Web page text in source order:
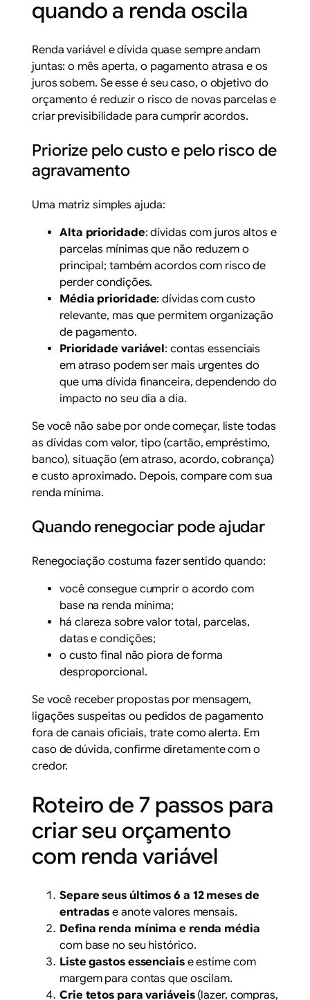
quando a renda oscila
Renda variável e dívida quase sempre andam
juntas: o mês aperta, o pagamento atrasa e os
juros sobem. Se esse é seu caso, o objetivo do
orçamento é reduzir o risco de novas parcelas e
criar previsibilidade para cumprir acordos.
Priorize pelo custo e pelo risco de
agravamento
Uma matriz simples ajuda:
Alta prioridade: dívidas com juros altos e
parcelas mínimas que não reduzem o
principal; também acordos com risco de
perder condições.
Média prioridade: dívidas com custo
relevante, mas que permitem organização
de pagamento.
Prioridade variável: contas essenciais
em atraso podem ser mais urgentes do
que uma dívida financeira, dependendo do
impacto no seu dia a dia.
Se você não sabe por onde começar, liste todas
as dívidas com valor, tipo (cartão, empréstimo,
banco), situação (em atraso, acordo, cobrança)
e custo aproximado. Depois, compare com sua
renda mínima.
Quando renegociar pode ajudar
Renegociação costuma fazer sentido quando:
você consegue cumprir o acordo com
base na renda mínima;
há clareza sobre valor total, parcelas,
datas e condições;
o custo final não piora de forma
desproporcional.
Se você receber propostas por mensagem,
ligações suspeitas ou pedidos de pagamento
fora de canais oficiais, trate como alerta. Em
caso de dúvida, confirme diretamente com o
credor.
Roteiro de 7 passos para
criar seu orçamento
com renda variável
Separe seus últimos 6 a 12 meses de
entradas e anote valores mensais.
Defina renda mínima e renda média
com base no seu histórico.
Liste gastos essenciaise estime com
margem para contas que oscilam.
Crie tetos para variáveis(lazer, compras,